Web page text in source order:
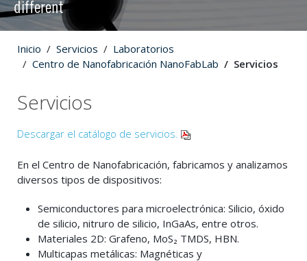
different
Inicio Servicios
Laboratorios
Centro de Nanofabricación NanoFabLab
Servicios
Servicios
Descargar el catálogo de servicios.
En el Centro de Nanofabricación, fabricamos y analizamos
diversos tipos de dispositivos:
Semiconductores para microelectrónica: Silicio, óxido
de silicio, nitruro de silicio, InGaAs, entre otros.
Materiales 2D: Grafeno, MoS₂ TMDS, HBN.
Multicapas metálicas: Magnéticas y